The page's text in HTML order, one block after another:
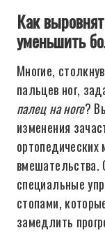
Как
уменьшить
Многие,
пальцев ног,
палец на ноге?
изменения
ортопедических
вмешательства.
специальные
стопами,
замедлить